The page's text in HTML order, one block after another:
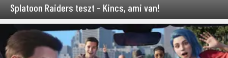
Splatoon Raiders teszt – Kincs, ami van!